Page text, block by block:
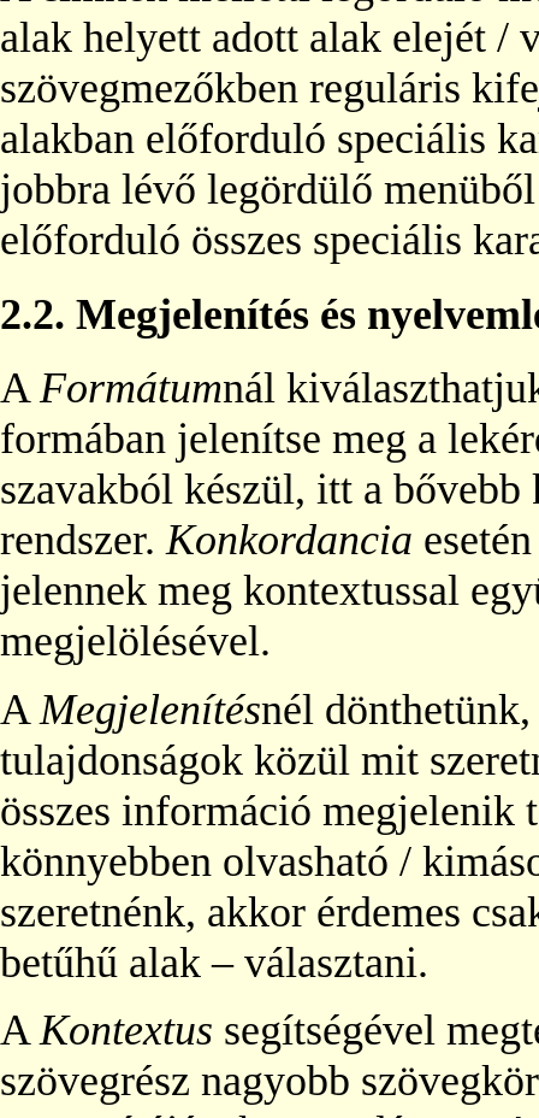
alak helyett adott alak elejét /
szövegmezőkben reguláris
alakban előforduló speciális
jobbra lévő legördülő
előforduló összes speciális
2.2. Megjelenítés és
AFormátumnál
formában jelenítse meg a
szavakból készül, itt a
rendszer.Konkordancia
jelennek meg kontextussal
megjelölésével.
A Megjelenítésnél
tulajdonságok közül mit
összes információ megjelenik
könnyebben olvasható /
szeretnénk, akkor érdemes
betűhű alak – választani.
AKontextus segítségével
szövegrész nagyobb